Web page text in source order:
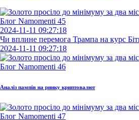
2024-11-11 09:27:18
Чи вплине перемога Трампа на курс
2024-11-11 09:27:18
Аналіз пампів на ринку криптовалют